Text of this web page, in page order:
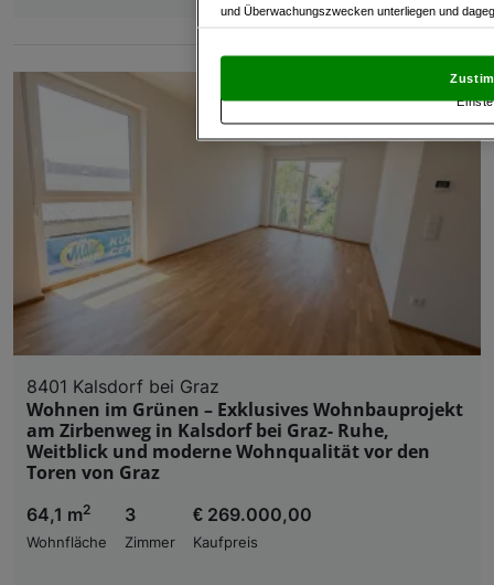
8401 Kalsdorf bei Graz
Wohnen im Grünen – Exklusives Wohnbauprojekt
am Zirbenweg in Kalsdorf bei Graz- Ruhe,
Weitblick und moderne Wohnqualität vor den
Toren von Graz
64,1 m2
Wohnfläche
3
Zimmer
€ 269.000,00
Kaufpreis
und Überwachungszwecken unterliegen und
und Widerspruch gegen die Verarbeitung auf der
„Cookie Einstellungen“, die sich auf jeder Seite
Wir und unsere Partner
Verwendung genauer Standortdaten.
Zugriff auf Informationen auf einem Endgerät.
und der Performance von Inhalten,
Liste der Partner (Lieferanten)